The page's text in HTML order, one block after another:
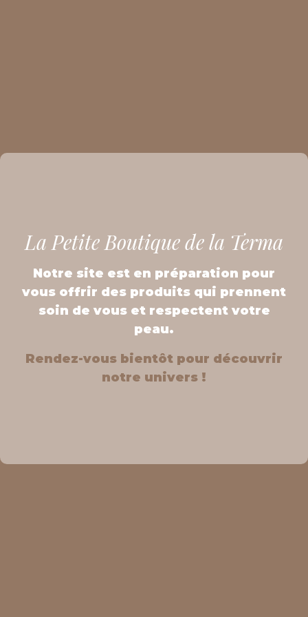
La Petite Boutique de la Terma
Notre site est en préparation pour
vous offrir des produits qui prennent
soin de vous et respectent votre
peau.
Rendez-vous bientôt pour découvrir
notre univers !